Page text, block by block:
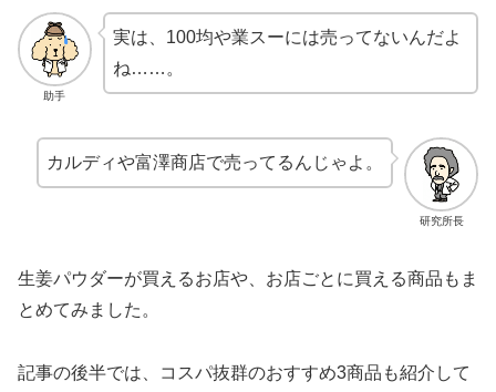
助手
実は、100均や業スーには売ってないんだよ
ね……。
研究所長
カルディや富澤商店で売ってるんじゃよ。
生姜パウダーが買えるお店や、お店ごとに買える商品もま
とめてみました。
記事の後半では、コスパ抜群のおすすめ3商品も紹介して